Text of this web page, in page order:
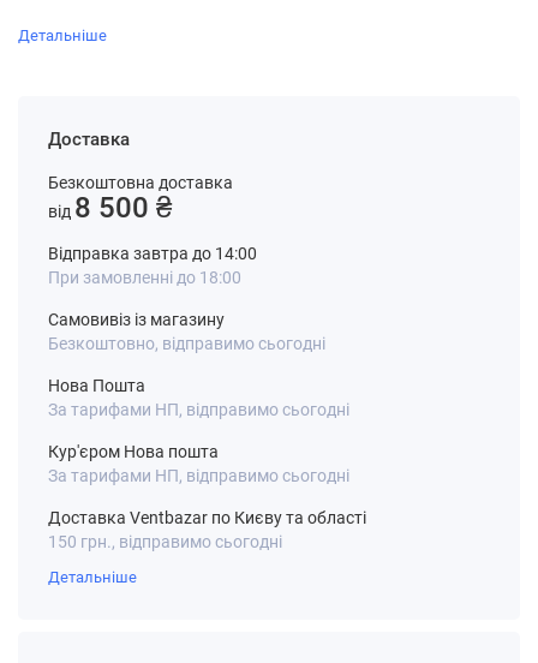
Детальніше
Доставка
Безкоштовна доставка
від 8 500 ₴
Відправка завтра до 14:00
При замовленні до 18:00
Самовивіз із магазину
Безкоштовно, відправимо сьогодні
Нова Пошта
За тарифами НП, відправимо сьогодні
Кур'єром Нова пошта
За тарифами НП, відправимо сьогодні
Доставка Ventbazar по Києву та області
150 грн., відправимо сьогодні
Детальніше